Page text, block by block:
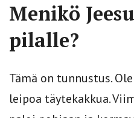
Menikö
pilalle?
Tämä on tunnustus.
leipoa täytekakkua.